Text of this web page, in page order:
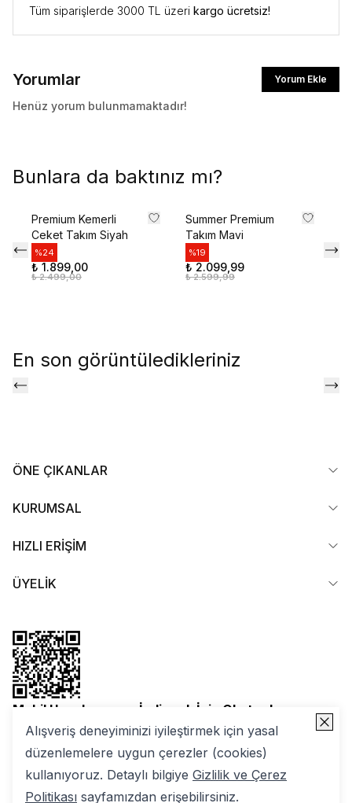
Alışveriş deneyiminizi iyileştirmek için yasal
düzenlemelere uygun çerezler (cookies)
kullanıyoruz. Detaylı bilgiye Gizlilik ve Çerez
Politikası sayfamızdan erişebilirsiniz.
Tüm siparişlerde 3000 TL üzeri kargo ücretsiz!
Yorumlar Yorum Ekle
Henüz yorum bulunmamaktadır!
Bunlara da baktınız mı?
Premium Kemerli
Ceket Takım Siyah
%24
₺ 1.899,00
₺ 2.499,00
Summer Premium
Takım Mavi
%19
₺ 2.099,99
₺ 2.599,99
En son görüntüledikleriniz
ÖNE ÇIKANLAR
KURUMSAL
HIZLI ERİŞİM
ÜYELİK
Mobil Uygulamamızı İndirmek İçin Okutun!